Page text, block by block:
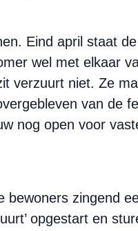
Eind april staat
wel met elkaar
verzuurt niet. Ze
van de
nog open voor
zingend
opgestart en